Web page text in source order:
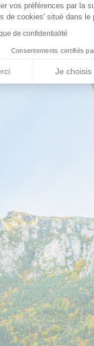
vos préférences par la
de cookies' situé dans le
de confidentialité
Consentements certifiés
Je choisis
Gestion du
vous permet
de